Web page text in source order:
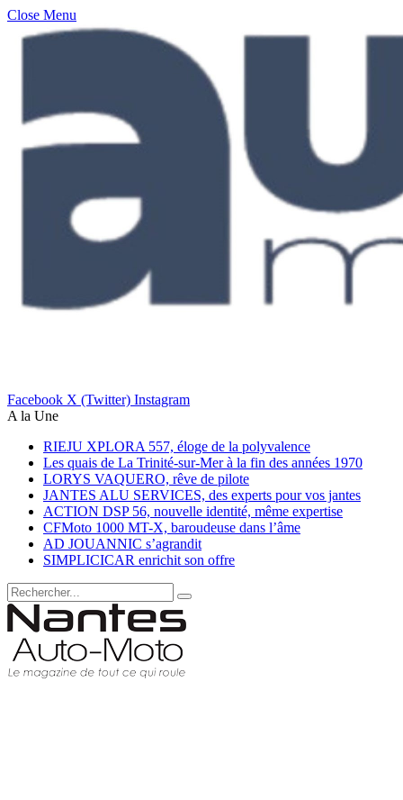
Close Menu
Facebook X (Twitter) Instagram
A la Une
RIEJU XPLORA 557, éloge de la polyvalence
Les quais de La Trinité-sur-Mer à la fin des années 1970
LORYS VAQUERO, rêve de pilote
JANTES ALU SERVICES, des experts pour vos jantes
ACTION DSP 56, nouvelle identité, même expertise
CFMoto 1000 MT-X, baroudeuse dans l’âme
AD JOUANNIC s’agrandit
SIMPLICICAR enrichit son offre